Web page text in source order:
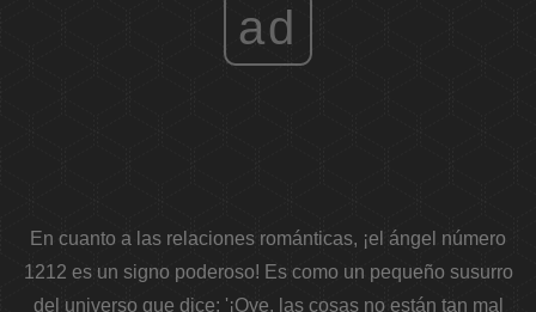
ad
En cuanto a las relaciones románticas, ¡el ángel número
1212 es un signo poderoso! Es como un pequeño susurro
del universo que dice: '¡Oye, las cosas no están tan mal